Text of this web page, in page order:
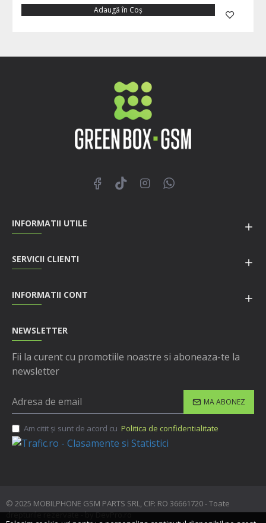
Adaugă în Coş
INFORMATII UTILE
SERVICII CLIENTI
INFORMATII CONT
NEWSLETTER
Fii la curent cu promotiile noastre si aboneaza-te la
newsletter
MA ABONEZ
Am citit şi sunt de acord cu Politica de confidentialitate
© 2025 MOBILPHONE GSM PARTS SRL, CIF: RO 36661720 - Toate
drepturile rezervate - by DevPro.ro